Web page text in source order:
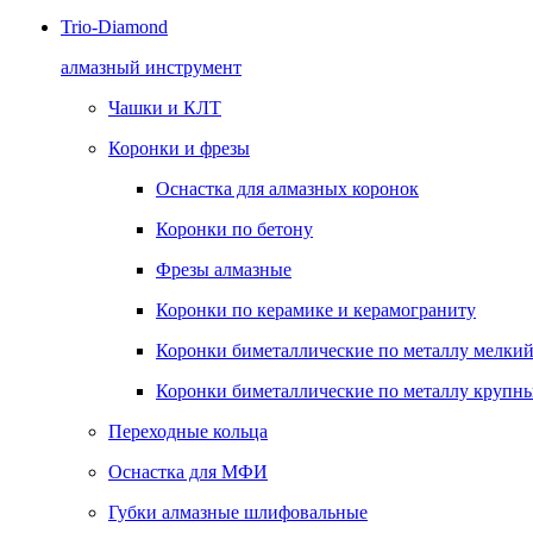
Trio-Diamond
алмазный инструмент
Чашки и КЛТ
Коронки и фрезы
Оснастка для алмазных коронок
Коронки по бетону
Фрезы алмазные
Коронки по керамике и керамограниту
Коронки биметаллические по металлу
Коронки биметаллические по металлу
Переходные кольца
Оснастка для МФИ
Губки алмазные шлифовальные